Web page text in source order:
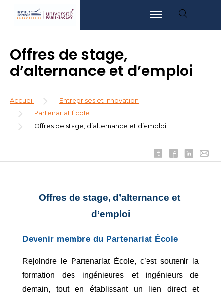
contenu
menu
la
Toggle navigation
Offres de stage,
d’alternance et d’emploi
Fil
d'Ariane
Accueil
Entreprises et Innovation
Partenariat École
Offres de stage, d’alternance et d’emploi
Offres de stage, d’alternance et
d’emploi
Devenir membre du Partenariat École
Rejoindre le Partenariat École, c’est soutenir la
formation des ingénieures et ingénieurs de
demain, tout en établissant un lien direct et